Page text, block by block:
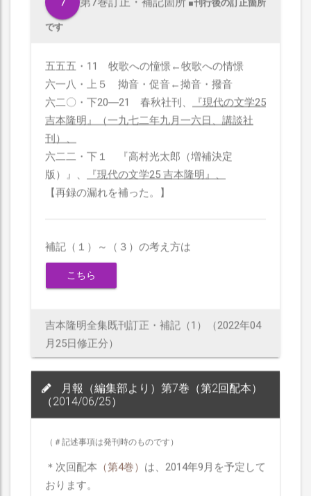
■刊行後の訂正箇所
です
五五五・11 牧歌への憧憬←牧歌への情憬
六一八・上５ 拗音・促音←拗音・撥音
六二〇・下20―21 春秋社刊、
『現代の文学25
吉本隆明』（一九七二年九月一六日、講談社
刊）、
六二二・下１ 『高村光太郎（増補決定
版）』、
『現代の文学25 吉本隆明』、
【再録の漏れを補った。】
補記（１）～（３）の考え方は
こちら
吉本隆明全集既刊訂正・補記（1）（2022年04
月25日修正分）
月報（編集部より）第7巻（第2回配本）
（2014/06/25）
（＃記述事項は発刊時のものです）
＊次回配本 （第4巻） は、2014年9月を予定して
おります。